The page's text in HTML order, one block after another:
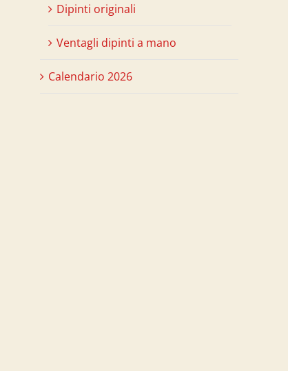
Dipinti originali
Ventagli dipinti a mano
Calendario 2026